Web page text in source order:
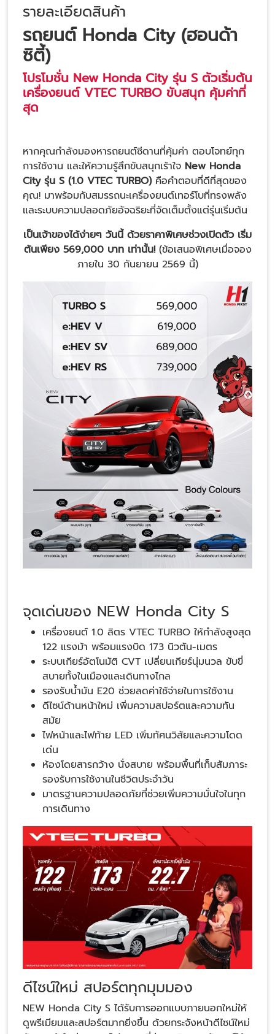
รายละเอียดสินค้า
รถยนต์ Honda City (ฮอนด้า
ซิตี้)
โปรโมชั่น New Honda City รุ่น S ตัวเริ่มต้น
เครื่องยนต์ VTEC TURBO ขับสนุก คุ้มค่าที่
สุด
หากคุณกำลังมองหารถยนต์ซีดานที่คุ้มค่า ตอบโจทย์ทุก
การใช้งาน และให้ความรู้สึกขับสนุกเร้าใจ New Honda
City รุ่น S (1.0 VTEC TURBO)คือคำตอบที่ดีที่สุดของ
คุณ! มาพร้อมกับสมรรถนะเครื่องยนต์เทอร์โบที่ทรงพลัง
และระบบความปลอดภัยอัจฉริยะที่จัดเต็มตั้งแต่รุ่นเริ่มต้น
เป็นเจ้าของได้ง่ายๆ วันนี้ ด้วยราคาพิเศษช่วงเปิดตัว เริ่ม
ต้นเพียง 569,000 บาท เท่านั้น!(ข้อเสนอพิเศษเมื่อจอง
ภายใน 30 กันยายน 2569 นี้)
จุดเด่นของ NEW Honda City S
เครื่องยนต์ 1.0 ลิตร VTEC TURBO ให้กำลังสูงสุด
122 แรงม้า พร้อมแรงบิด 173 นิวตัน-เมตร
ระบบเกียร์อัตโนมัติ CVT เปลี่ยนเกียร์นุ่มนวล ขับขี่
สบายทั้งในเมืองและเดินทางไกล
รองรับน้ำมัน E20 ช่วยลดค่าใช้จ่ายในการใช้งาน
ดีไซน์ด้านหน้าใหม่ เพิ่มความสปอร์ตและความทัน
สมัย
ไฟหน้าและไฟท้าย LED เพิ่มทัศนวิสัยและความโดด
เด่น
ห้องโดยสารกว้าง นั่งสบาย พร้อมพื้นที่เก็บสัมภาระ
รองรับการใช้งานในชีวิตประจำวัน
มาตรฐานความปลอดภัยที่ช่วยเพิ่มความมั่นใจในทุก
การเดินทาง
ดีไซน์ใหม่ สปอร์ตทุกมุมมอง
NEW Honda City S ได้รับการออกแบบภายนอกใหม่ให้
ดูพรีเมียมและสปอร์ตมากยิ่งขึ้น ด้วยกระจังหน้าดีไซน์ใหม่